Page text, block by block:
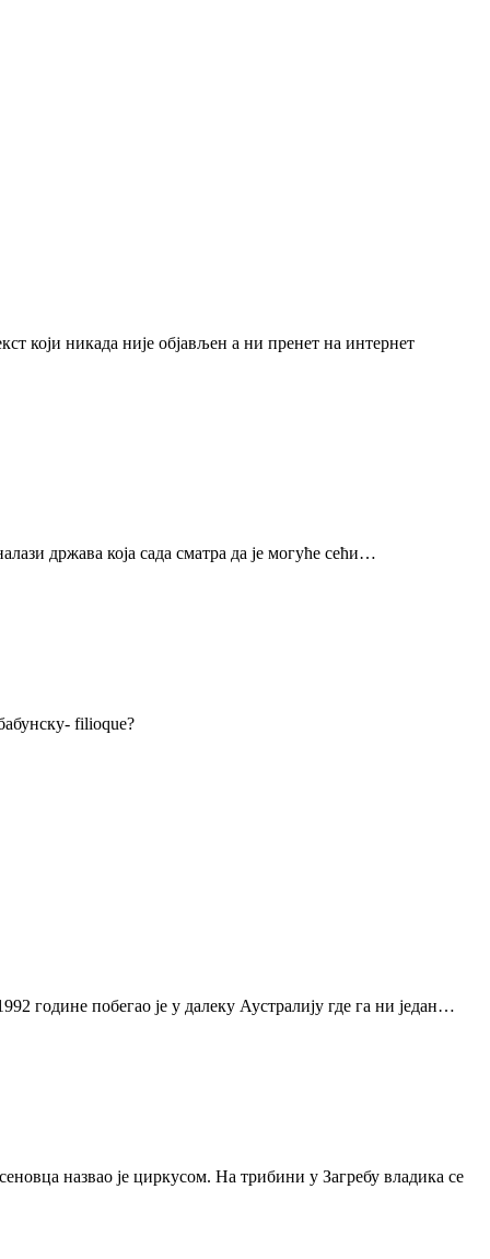
који никада није објављен а ни пренет на интернет
држава која сада сматра да је могуће сећи…
filioque?
године побегао је у далеку Аустралију где га ни један…
назвао је циркусом. На трибини у Загребу владика се